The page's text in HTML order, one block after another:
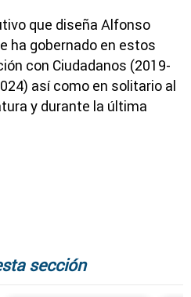
que diseña Alfonso
ha gobernado en estos
con Ciudadanos (2019-
así como en solitario al
y durante la última
sección